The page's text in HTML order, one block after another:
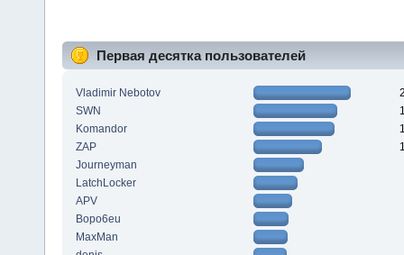
Первая десятка пользователей
Vladimir Nebotov
SWN
Komandor
ZAP
Journeyman
LatchLocker
APV
Bopo6eu
MaxMan